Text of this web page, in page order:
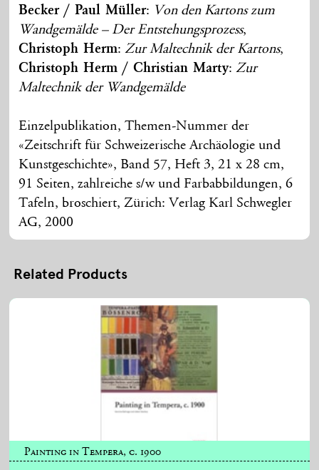
Becker / Paul Müller: Von den Kartons zum
Wandgemälde – Der Entstehungsprozess,
Christoph Herm:Zur Maltechnik der Kartons,
Christoph Herm / Christian Marty:Zur
Maltechnik der Wandgemälde
Einzelpublikation, Themen-Nummer der
«Zeitschrift für Schweizerische Archäologie und
Kunstgeschichte», Band 57, Heft 3, 21 x 28 cm,
91 Seiten, zahlreiche s/w und Farbabbildungen, 6
Tafeln, broschiert, Zürich: Verlag Karl Schwegler
AG, 2000
Related Products
Painting in Tempera, c. 1900